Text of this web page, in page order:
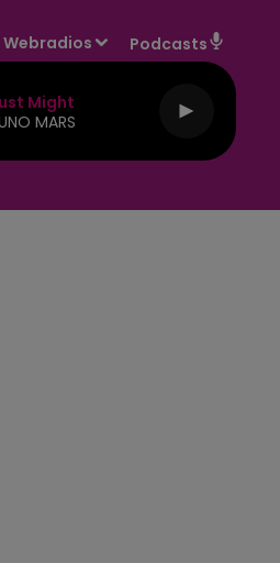
Webradios Podcasts
Might
MARS